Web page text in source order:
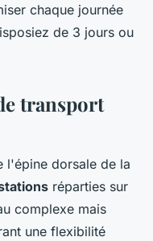
chaque journée
de 3 jours ou
transport
l'épine dorsale de la
réparties sur
complexe mais
une flexibilité